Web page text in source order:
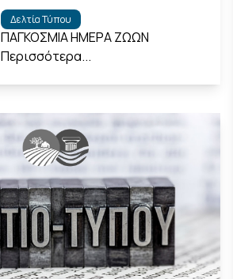
Δελτία Τύπου
ΠΑΓΚΟΣΜΙΑ ΗΜΕΡΑ ΖΩΩΝ
Περισσότερα...